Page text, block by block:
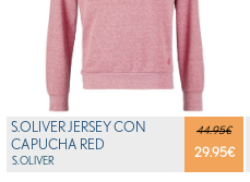
44.95€
29.95€
S.OLIVER JERSEY CON
CAPUCHA RED
S.OLIVER